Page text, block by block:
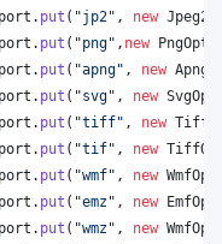
. put ( "jp2" , new
. put ( "png" , new
. put ( "apng" , new
. put ( "svg" , new
. put ( "tiff" , new
. put ( "tif" , new
. put ( "wmf" , new
. put ( "emz" , new
. put ( "wmz" , new